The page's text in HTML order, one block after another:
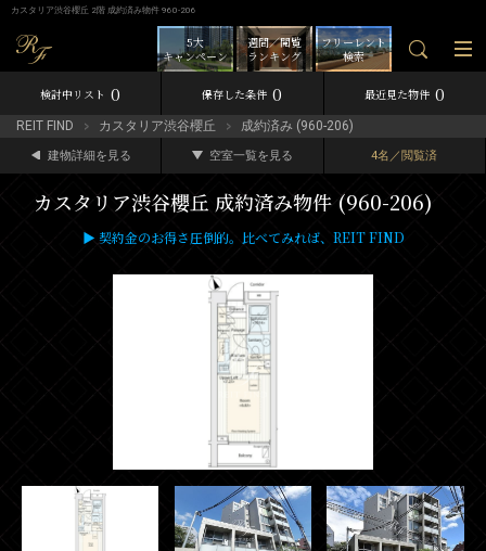
カスタリア渋谷櫻丘 2階 成約済み物件 960-206
フリーレント
検索
週間／閲覧
ランキング
5大
キャンペーン
検討中リスト 0 保存した条件 0 最近見た物件 0
REIT FIND カスタリア渋谷櫻丘 成約済み (960-206)
建物詳細を見る 空室一覧を見る 4名／閲覧済
カスタリア渋谷櫻丘 成約済み物件 (960-206)
▶ 契約金のお得さ圧倒的。比べてみれば、REIT FIND